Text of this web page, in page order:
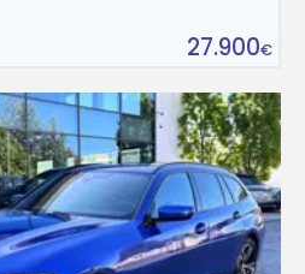
27.900€